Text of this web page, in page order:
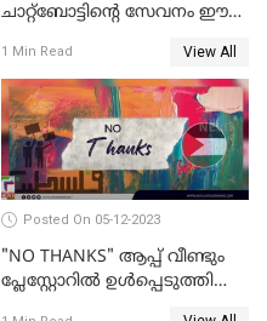
ചാറ്റ്‌ബോട്ടിന്റെ സേവനം ഈ
ലഭിക്കും; ഇലോണ്‍ മസ്‌ക്
1 Min Read View All
Posted On 05-12-2023
"NO THANKS" ആപ്പ് വീണ്ടും
പ്ലേസ്റ്റോറില്‍ ഉള്‍പ്പെടുത്തി